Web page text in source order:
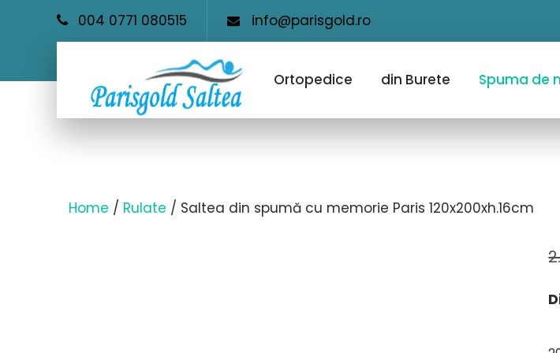
004 0771 080515 info@parisgold.ro
Ortopedice din Burete Spuma de
Home / Rulate / Saltea din spumă cu memorie Paris 120x200xh.16cm